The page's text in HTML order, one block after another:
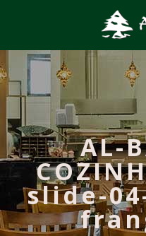
AL-
slide-